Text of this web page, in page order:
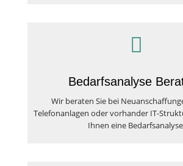

Bedarfsanalyse
Wir beraten Sie bei
Telefonanlagen oder vorhander IT-
Ihnen eine